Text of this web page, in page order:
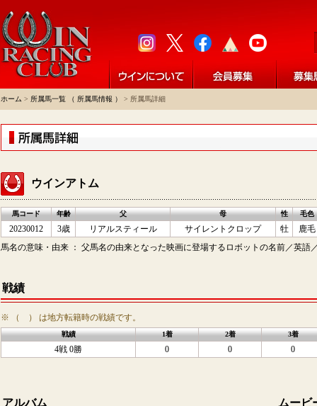
ホーム > 所属馬一覧 （ 所属馬情報 ） > 所属馬詳細
ウインアトム
馬コード 年齢 父 母 性 毛色
20230012 3歳 リアルスティール サイレントクロップ 牡
鹿毛
馬名の意味・由来 ： 父馬名の由来となった映画に登場するロボットの名前／英語
戦績
※ （ ） は地方転籍時の戦績です。
戦績 1着 2着 3着
4戦 0勝 0 0 0
アルバム ムービ